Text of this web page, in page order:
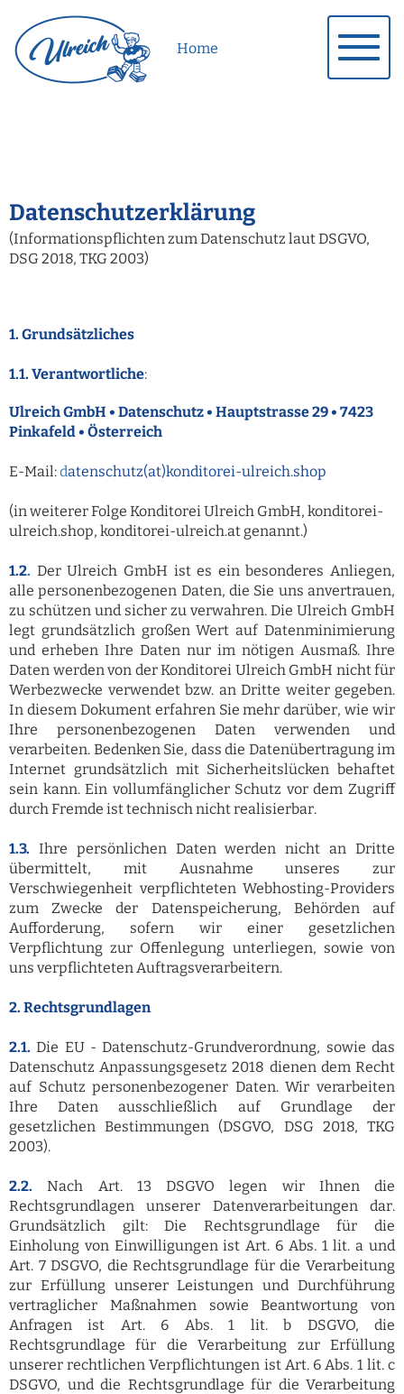
Home
Datenschutzerklärung
(Informationspflichten zum Datenschutz laut DSGVO,
DSG 2018, TKG 2003)
1. Grundsätzliches
1.1. Verantwortliche:
Ulreich GmbH • Datenschutz • Hauptstrasse 29 • 7423
Pinkafeld • Österreich
E-Mail:datenschutz(at)konditorei-ulreich.shop
(in weiterer Folge Konditorei Ulreich GmbH, konditorei-
ulreich.shop, konditorei-ulreich.at genannt.)
1.2. Der Ulreich GmbH ist es ein besonderes Anliegen,
alle personenbezogenen Daten, die Sie uns anvertrauen,
zu schützen und sicher zu verwahren. Die Ulreich GmbH
legt grundsätzlich großen Wert auf Datenminimierung
und erheben Ihre Daten nur im nötigen Ausmaß. Ihre
Daten werden von der Konditorei Ulreich GmbH nicht für
Werbezwecke verwendet bzw. an Dritte weiter gegeben.
In diesem Dokument erfahren Sie mehr darüber, wie wir
Ihre personenbezogenen Daten verwenden und
verarbeiten. Bedenken Sie, dass die Datenübertragung im
Internet grundsätzlich mit Sicherheitslücken behaftet
sein kann. Ein vollumfänglicher Schutz vor dem Zugriff
durch Fremde ist technisch nicht realisierbar.
1.3. Ihre persönlichen Daten werden nicht an Dritte
übermittelt, mit Ausnahme unseres zur
Verschwiegenheit verpflichteten Webhosting-Providers
zum Zwecke der Datenspeicherung, Behörden auf
Aufforderung, sofern wir einer gesetzlichen
Verpflichtung zur Offenlegung unterliegen, sowie von
uns verpflichteten Auftragsverarbeitern.
2. Rechtsgrundlagen
2.1. Die EU - Datenschutz-Grundverordnung, sowie das
Datenschutz Anpassungsgesetz 2018 dienen dem Recht
auf Schutz personenbezogener Daten. Wir verarbeiten
Ihre Daten ausschließlich auf Grundlage der
gesetzlichen Bestimmungen (DSGVO, DSG 2018, TKG
2003).
2.2.
Nach Art. 13 DSGVO legen wir Ihnen die
Rechtsgrundlagen unserer Datenverarbeitungen dar.
Grundsätzlich gilt: Die Rechtsgrundlage für die
Einholung von Einwilligungen ist Art. 6 Abs. 1 lit. a und
Art. 7 DSGVO, die Rechtsgrundlage für die Verarbeitung
zur Erfüllung unserer Leistungen und Durchführung
vertraglicher Maßnahmen sowie Beantwortung von
Anfragen ist Art. 6 Abs. 1 lit. b DSGVO, die
Rechtsgrundlage für die Verarbeitung zur Erfüllung
unserer rechtlichen Verpflichtungen ist Art. 6 Abs. 1 lit. c
DSGVO, und die Rechtsgrundlage für die Verarbeitung